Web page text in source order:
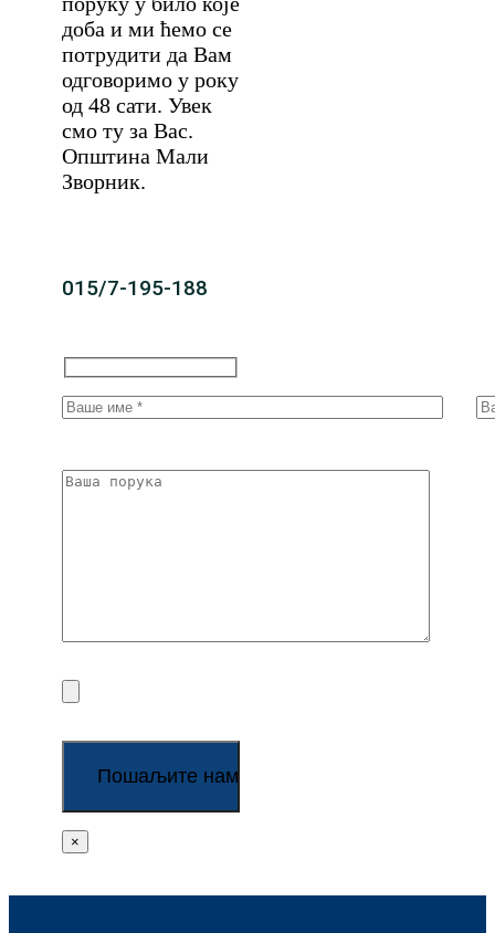
доба и ми ћемо се
потрудити да Вам
одговоримо у року
од 48 сати. Увек
смо ту за Вас.
Општина Мали
Зворник.
015/7-195-188
×